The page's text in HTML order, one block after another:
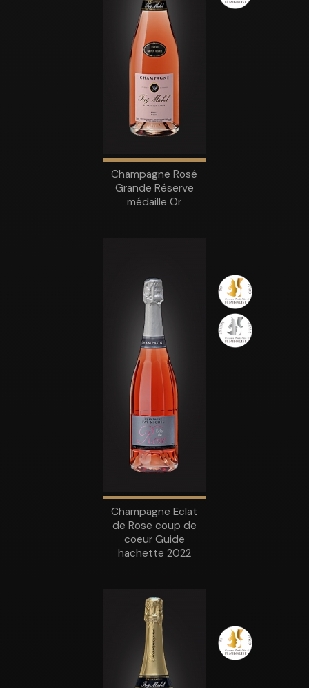
Champagne Rosé
Grande Réserve
médaille Or
Champagne Eclat
de Rose coup de
coeur Guide
hachette 2022